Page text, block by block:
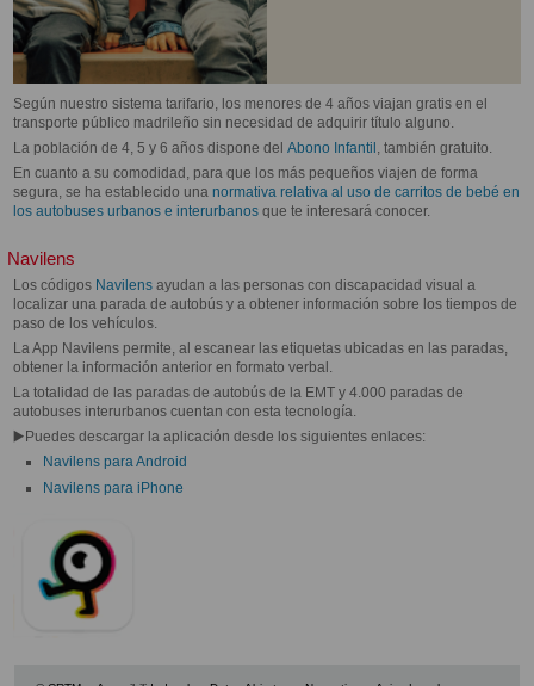
Según nuestro sistema tarifario, los menores de 4 años viajan gratis en el
transporte público madrileño sin necesidad de adquirir título alguno.
La población de 4, 5 y 6 años dispone del Abono Infantil, también gratuito.
En cuanto a su comodidad, para que los más pequeños viajen de forma
segura, se ha establecido una normativa relativa al uso de carritos de bebé en
los autobuses urbanos e interurbanos que te interesará conocer.
Navilens
Los códigos Navilens ayudan a las personas con discapacidad visual a
localizar una parada de autobús y a obtener información sobre los tiempos de
paso de los vehículos.
La App Navilens permite, al escanear las etiquetas ubicadas en las paradas,
obtener la información anterior en formato verbal.
La totalidad de las paradas de autobús de la EMT y 4.000 paradas de
autobuses interurbanos cuentan con esta tecnología.
▶️Puedes descargar la aplicación desde los siguientes enlaces:
Navilens para Android
Navilens para iPhone